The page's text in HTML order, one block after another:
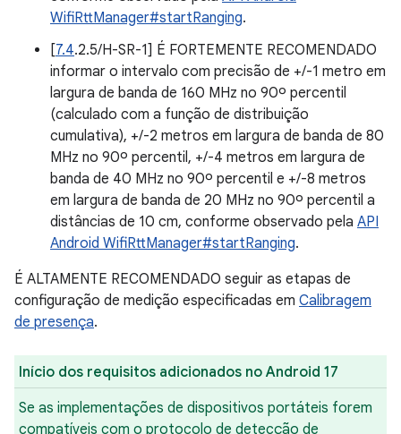
WifiRttManager#startRanging.
[7.4.2.5/H-SR-1] É FORTEMENTE RECOMENDADO
informar o intervalo com precisão de +/-1 metro em
largura de banda de 160 MHz no 90º percentil
(calculado com a função de distribuição
cumulativa), +/-2 metros em largura de banda de 80
MHz no 90º percentil, +/-4 metros em largura de
banda de 40 MHz no 90º percentil e +/-8 metros
em largura de banda de 20 MHz no 90º percentil a
distâncias de 10 cm, conforme observado pela API
Android WifiRttManager#startRanging.
É ALTAMENTE RECOMENDADO seguir as etapas de
configuração de medição especificadas em Calibragem
de presença.
Início dos requisitos adicionados no Android 17
Se as implementações de dispositivos portáteis forem
compatíveis com o protocolo de detecção de